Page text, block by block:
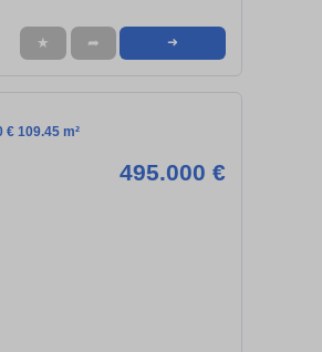
★ ➦ ➜
109.45 m²
495.000 €